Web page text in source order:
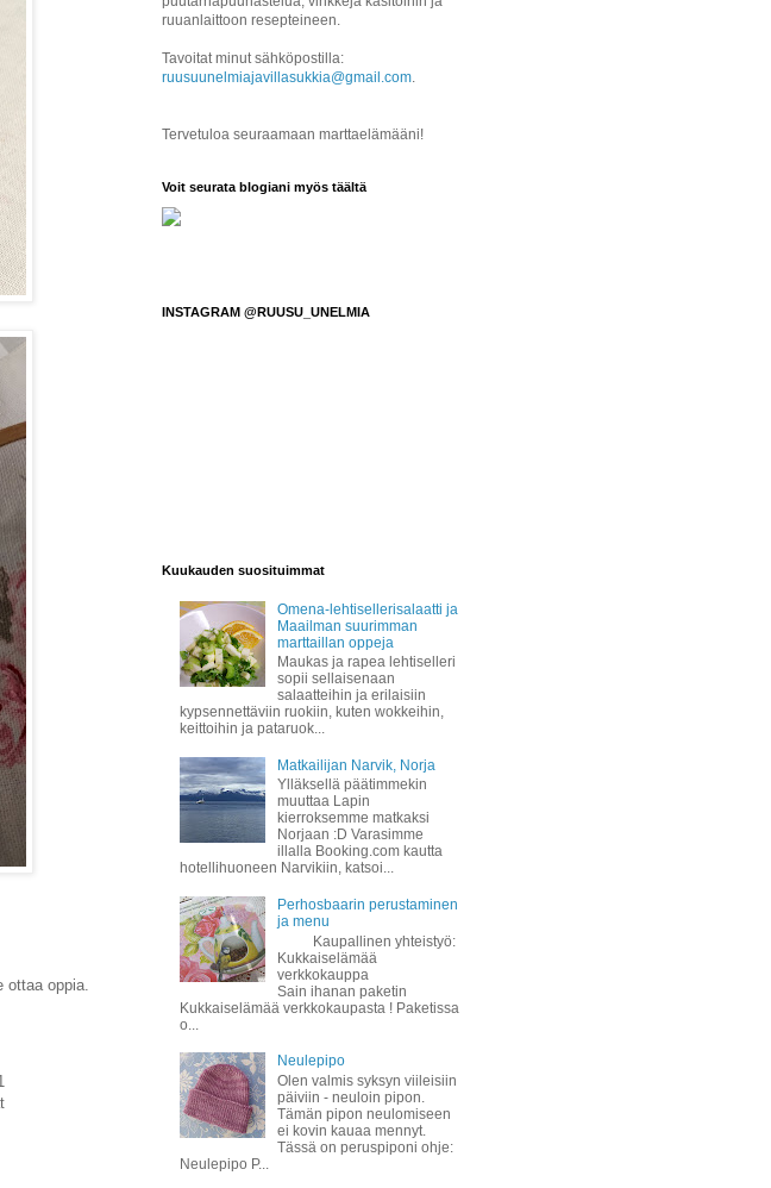
ottaa oppia.
ruuanlaittoon resepteineen.
Tavoitat minut sähköpostilla:
ruusuunelmiajavillasukkia@gmail.com.
Tervetuloa seuraamaan marttaelämääni!
Voit seurata blogiani myös täältä
INSTAGRAM @RUUSU_UNELMIA
Kuukauden suosituimmat
Omena-lehtisellerisalaatti ja
Maailman suurimman
marttaillan oppeja
Maukas ja rapea lehtiselleri
sopii sellaisenaan
salaatteihin ja erilaisiin
kypsennettäviin ruokiin, kuten wokkeihin,
keittoihin ja pataruok...
Matkailijan Narvik, Norja
Ylläksellä päätimmekin
muuttaa Lapin
kierroksemme matkaksi
Norjaan :D Varasimme
illalla Booking.com kautta
hotellihuoneen Narvikiin, katsoi...
Perhosbaarin perustaminen
ja menu
Kaupallinen yhteistyö:
Kukkaiselämää
verkkokauppa
Sain ihanan paketin
Kukkaiselämää verkkokaupasta ! Paketissa
o...
Neulepipo
Olen valmis syksyn viileisiin
päiviin - neuloin pipon.
Tämän pipon neulomiseen
ei kovin kauaa mennyt.
Tässä on peruspiponi ohje:
Neulepipo P...